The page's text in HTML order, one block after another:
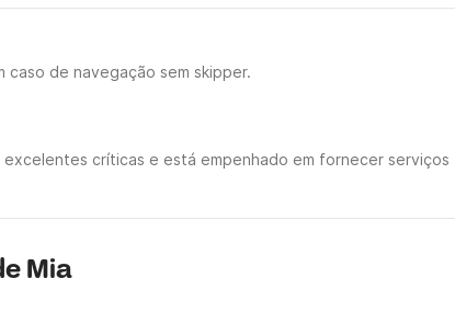
caso de navegação sem skipper.
críticas e está empenhado em fornecer serviços
Mia